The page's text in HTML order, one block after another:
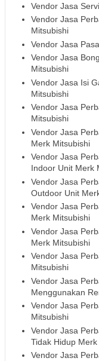
Vendor Jasa
Vendor Jasa
Mitsubishi
Vendor Jasa
Vendor Jasa
Mitsubishi
Vendor Jasa Isi
Mitsubishi
Vendor Jasa
Mitsubishi
Vendor Jasa
Merk Mitsubishi
Vendor Jasa
Indoor Unit Merk
Vendor Jasa
Outdoor Unit
Vendor Jasa
Merk Mitsubishi
Vendor Jasa
Merk Mitsubishi
Vendor Jasa
Mitsubishi
Vendor Jasa
Menggunakan
Vendor Jasa
Mitsubishi
Vendor Jasa
Tidak Hidup
Vendor Jasa